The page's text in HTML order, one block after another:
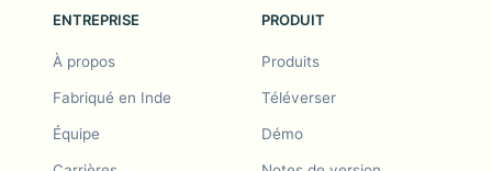
ENTREPRISE
À propos
Fabriqué en Inde
Équipe
PRODUIT
Produits
Téléverser
Démo